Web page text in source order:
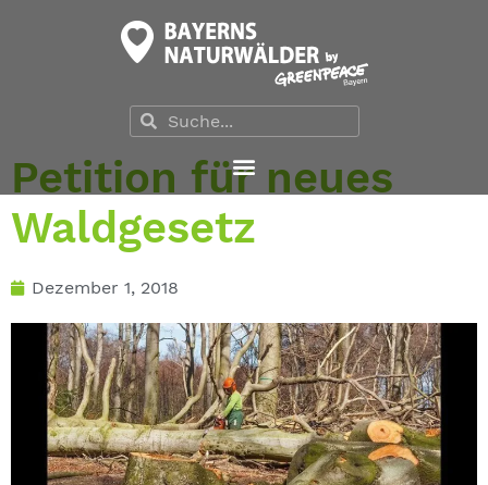
Petition für neues
Waldgesetz
Dezember 1, 2018